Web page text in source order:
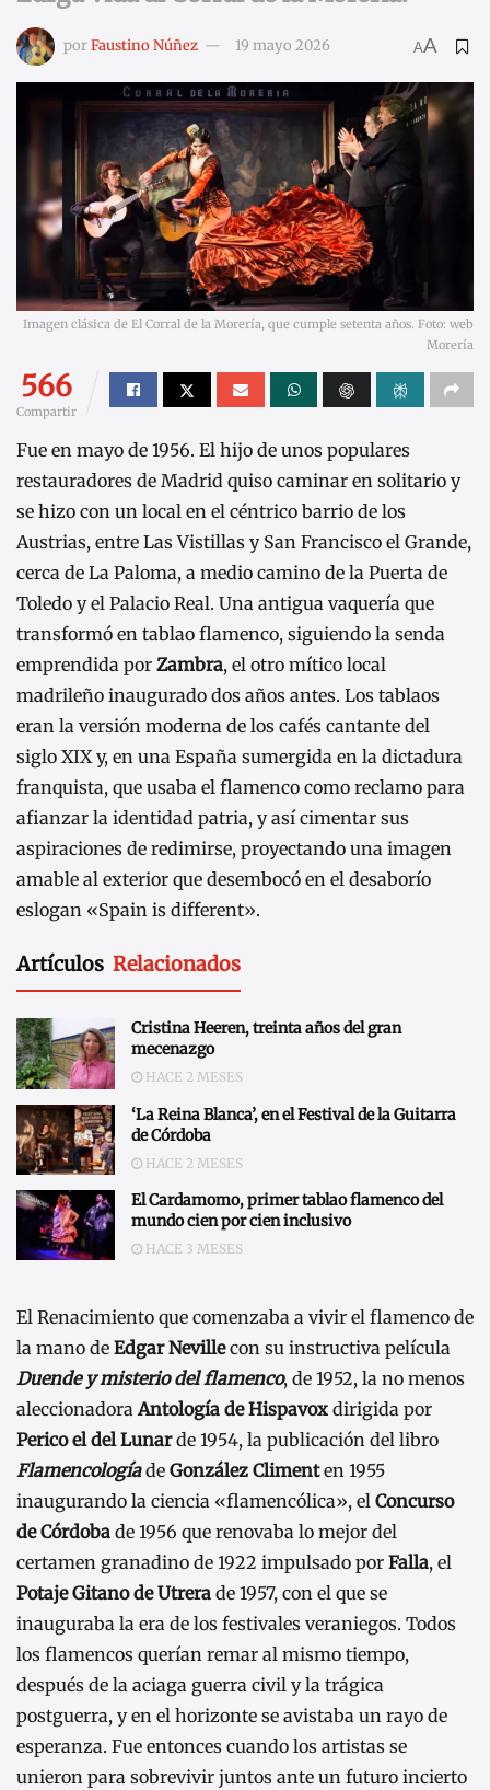
porFaustino Núñez 19 mayo 2026 AA
Imagen clásica de El Corral de la Morería, que cumple setenta años. Foto: web
Morería
566
Compartir
Fue en mayo de 1956. El hijo de unos populares
restauradores de Madrid quiso caminar en solitario y
se hizo con un local en el céntrico barrio de los
Austrias, entre Las Vistillas y San Francisco el Grande,
cerca de La Paloma, a medio camino de la Puerta de
Toledo y el Palacio Real. Una antigua vaquería que
transformó en tablao flamenco, siguiendo la senda
emprendida por Zambra, el otro mítico local
madrileño inaugurado dos años antes. Los tablaos
eran la versión moderna de los cafés cantante del
siglo XIX y, en una España sumergida en la dictadura
franquista, que usaba el flamenco como reclamo para
afianzar la identidad patria, y así cimentar sus
aspiraciones de redimirse, proyectando una imagen
amable al exterior que desembocó en el desaborío
eslogan «Spain is different».
Artículos Relacionados
Cristina Heeren, treinta años del gran
mecenazgo
HACE 2 MESES
‘La Reina Blanca’, en el Festival de la Guitarra
de Córdoba
HACE 2 MESES
El Cardamomo, primer tablao flamenco del
mundo cien por cien inclusivo
HACE 3 MESES
El Renacimiento que comenzaba a vivir el flamenco de
la mano de Edgar Nevillecon su instructiva película
Duende y misterio del flamenco, de 1952, la no menos
aleccionadoraAntología de Hispavox dirigida por
Perico el del Lunarde 1954, la publicación del libro
Flamencologíade González Climenten 1955
inaugurando la ciencia «flamencólica», el Concurso
de Córdoba de 1956 que renovaba lo mejor del
certamen granadino de 1922 impulsado por Falla, el
Potaje Gitano de Utrera de 1957, con el que se
inauguraba la era de los festivales veraniegos. Todos
los flamencos querían remar al mismo tiempo,
después de la aciaga guerra civil y la trágica
postguerra, y en el horizonte se avistaba un rayo de
esperanza. Fue entonces cuando los artistas se
unieron para sobrevivir juntos ante un futuro incierto